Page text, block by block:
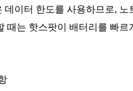
데이터 한도를 사용하므로,
때는 핫스팟이 배터리를 빠